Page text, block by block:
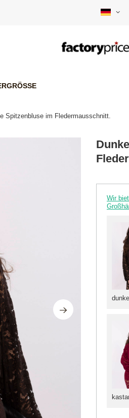
Spitzenbluse im Fledermausschnitt.
Wir